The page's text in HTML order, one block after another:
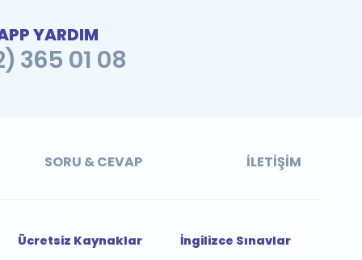
YARDIM
365 01 08
SORU & CEVAP İLETIŞIM
Ücretsiz Kaynaklar
İngilizce Sınavlar